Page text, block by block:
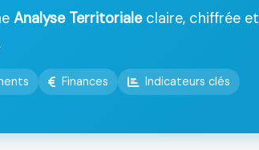
Analyse Territorialeclaire, chiffrée et
Finances Indicateurs clés